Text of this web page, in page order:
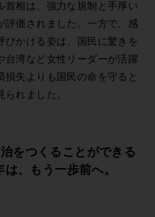
首相は、強力な規制と手厚い
価されました。一方で、感
かける姿は、国民に驚きを
湾など女性リーダーが活躍
失よりも国民の命を守ると
れました。
をつくることができる
、もう一歩前へ。